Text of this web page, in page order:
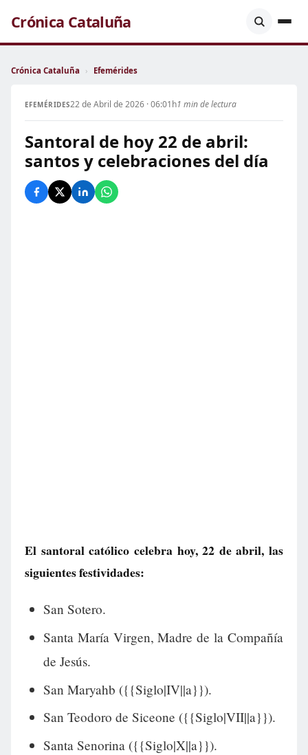
Crónica Cataluña
Crónica Cataluña › Efemérides
EFEMÉRIDES22 de Abril de 2026 · 06:01h1 min de lectura
Santoral de hoy 22 de abril:
santos y celebraciones del día
El santoral católico celebra hoy, 22 de abril, las
siguientes festividades:
San Sotero.
Santa María Virgen, Madre de la Compañía
de Jesús.
San Maryahb ({{Siglo|IV||a}}).
San Teodoro de Siceone ({{Siglo|VII||a}}).
Santa Senorina ({{Siglo|X||a}}).